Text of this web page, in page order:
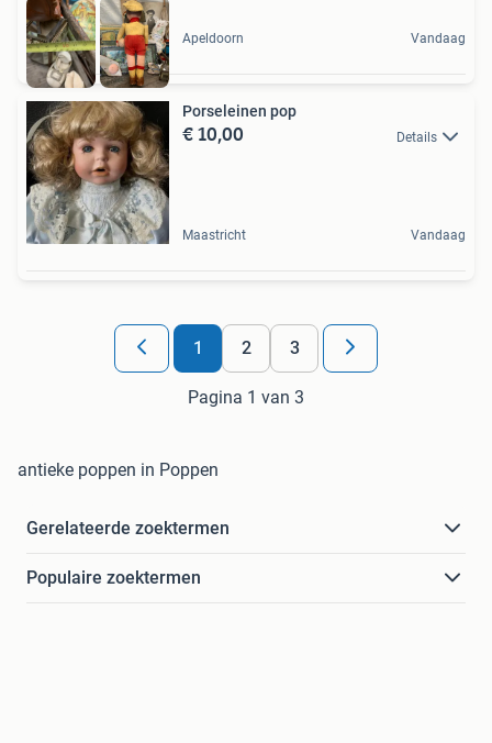
Apeldoorn Vandaag
Porseleinen pop
€ 10,00 Details
Maastricht Vandaag
1 2 3
Pagina 1 van 3
antieke poppen in Poppen
Gerelateerde zoektermen
Populaire zoektermen